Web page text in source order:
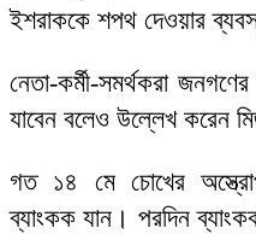
ইশরাককে শপথ দেওয়ার
নেতা-কর্মী-সমর্থকরা
যাবেন বলেও উল্লেখ করেন
গত ১৪ মে চোখের
ব্যাংকক যান। পরদিন